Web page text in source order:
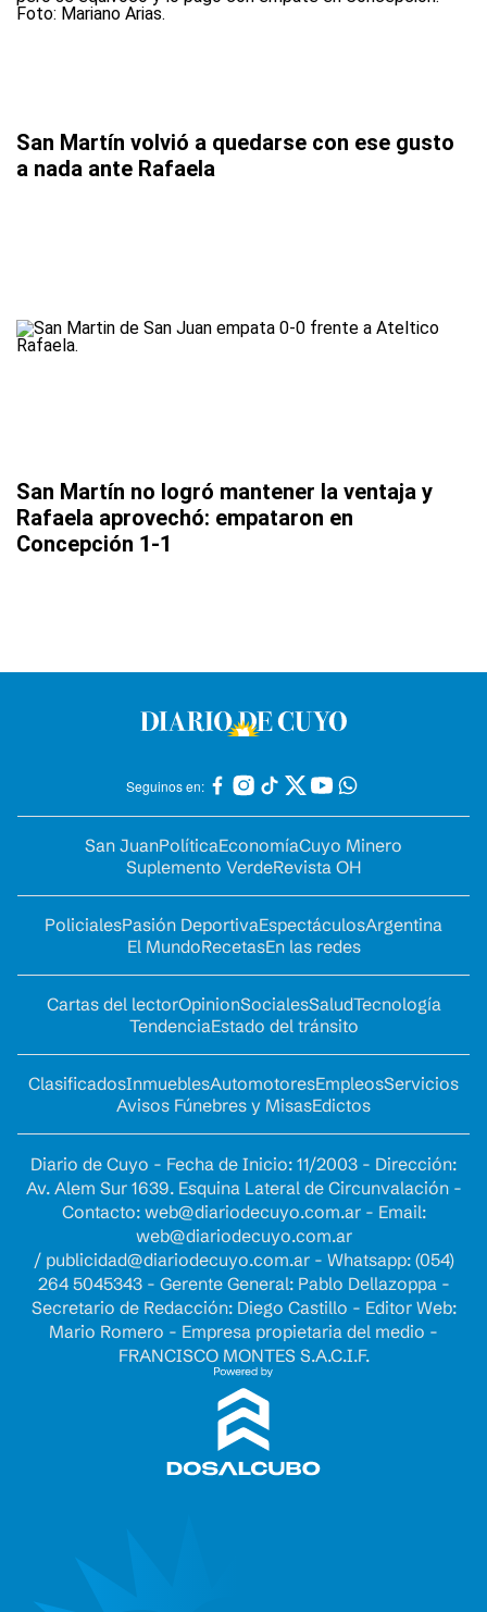
San Martín volvió a quedarse con ese gusto
a nada ante Rafaela
San Martín no logró mantener la ventaja y
Rafaela aprovechó: empataron en
Concepción 1-1
Seguinos en:
San JuanPolíticaEconomíaCuyo Minero
Suplemento VerdeRevista OH
PolicialesPasión DeportivaEspectáculosArgentina
El MundoRecetasEn las redes
Cartas del lectorOpinionSocialesSaludTecnología
TendenciaEstado del tránsito
ClasificadosInmueblesAutomotoresEmpleosServicios
Avisos Fúnebres y MisasEdictos
Diario de Cuyo - Fecha de Inicio: 11/2003 - Dirección:
Av. Alem Sur 1639. Esquina Lateral de Circunvalación -
Contacto: web@diariodecuyo.com.ar- Email:
web@diariodecuyo.com.ar
/ publicidad@diariodecuyo.com.ar- Whatsapp: (054)
264 5045343 - Gerente General: Pablo Dellazoppa -
Secretario de Redacción: Diego Castillo - Editor Web:
Mario Romero - Empresa propietaria del medio -
FRANCISCO MONTES S.A.C.I.F.